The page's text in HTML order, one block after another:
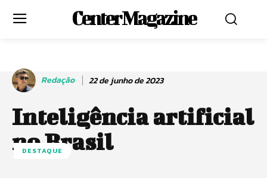
Center Magazine
Redação 22 de junho de 2023
Inteligência artificial
no Brasil
DESTAQUE